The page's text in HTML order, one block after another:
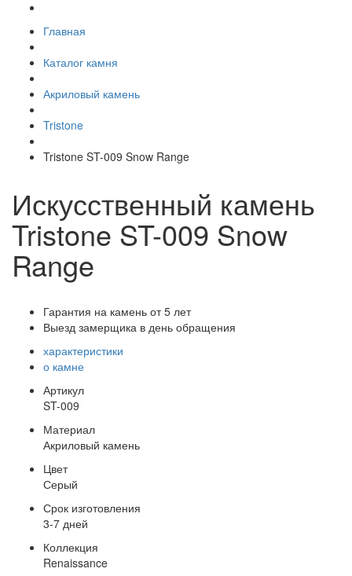
Главная
Каталог камня
Акриловый камень
Tristone
Tristone ST-009 Snow Range
Искусственный камень
Tristone ST-009 Snow
Range
Гарантия на камень от 5 лет
Выезд замерщика в день обращения
характеристики
о камне
Артикул
ST-009
Материал
Акриловый камень
Цвет
Серый
Срок изготовления
3-7 дней
Коллекция
Renaissance